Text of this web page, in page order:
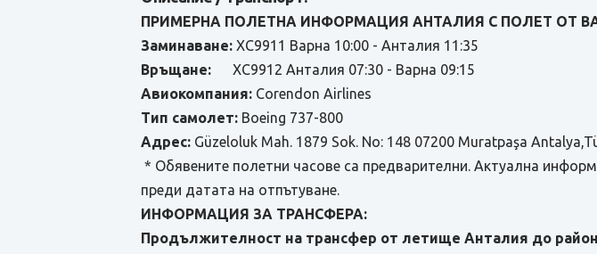
ПРИМЕРНА ПОЛЕТНА ИНФОРМАЦИЯ АНТАЛИЯ С ПОЛЕТ ОТ
Заминаване: XC9911 Варна 10:00 - Анталия 11:35
Връщане: XC9912 Анталия 07:30 - Варна 09:15
Авиокомпания: Corendon Airlines
Тип самолет: Boeing 737-800
Адрес: Güzeloluk Mah. 1879 Sok. No: 148 07200 Muratpaşa
* Обявените полетни часове са предварителни. Актуална
преди датата на отпътуване.
ИНФОРМАЦИЯ ЗА ТРАНСФЕРА:
Продължителност на трансфер от летище Анталия до